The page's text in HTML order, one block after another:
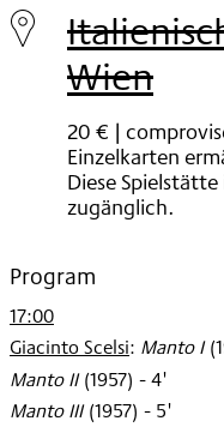
Nov
2021Wien
20 € |
Einzelkarten
Diese
zugänglich.
Program
17:00
Giacinto Scelsi: Manto I (
Manto II (1957) - 4'
Manto III (1957) - 5'